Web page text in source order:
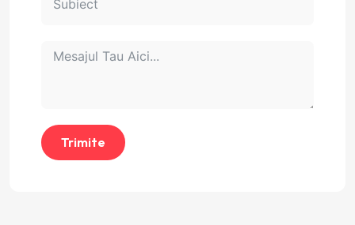
Trimite